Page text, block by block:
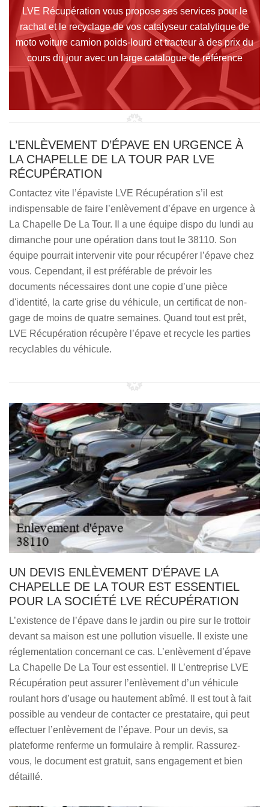
LVE Récupération vous propose ses services pour le
rachat et le recyclage de vos catalyseur catalytique de
moto voiture camion poids-lourd et tracteur à des prix du
cours du jour avec un large catalogue de référence
L’ENLÈVEMENT D’ÉPAVE EN URGENCE À
LA CHAPELLE DE LA TOUR PAR LVE
RÉCUPÉRATION
Contactez vite l’épaviste LVE Récupération s’il est
indispensable de faire l’enlèvement d’épave en urgence à
La Chapelle De La Tour. Il a une équipe dispo du lundi au
dimanche pour une opération dans tout le 38110. Son
équipe pourrait intervenir vite pour récupérer l’épave chez
vous. Cependant, il est préférable de prévoir les
documents nécessaires dont une copie d’une pièce
d'identité, la carte grise du véhicule, un certificat de non-
gage de moins de quatre semaines. Quand tout est prêt,
LVE Récupération récupère l’épave et recycle les parties
recyclables du véhicule.
UN DEVIS ENLÈVEMENT D’ÉPAVE LA
CHAPELLE DE LA TOUR EST ESSENTIEL
POUR LA SOCIÉTÉ LVE RÉCUPÉRATION
L’existence de l’épave dans le jardin ou pire sur le trottoir
devant sa maison est une pollution visuelle. Il existe une
réglementation concernant ce cas. L’enlèvement d’épave
La Chapelle De La Tour est essentiel. Il L’entreprise LVE
Récupération peut assurer l’enlèvement d’un véhicule
roulant hors d’usage ou hautement abîmé. Il est tout à fait
possible au vendeur de contacter ce prestataire, qui peut
effectuer l’enlèvement de l’épave. Pour un devis, sa
plateforme renferme un formulaire à remplir. Rassurez-
vous, le document est gratuit, sans engagement et bien
détaillé.